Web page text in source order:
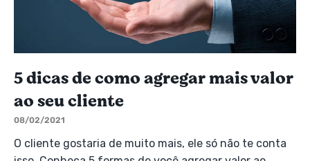
5 dicas de como agregar mais valor
ao seu cliente
08/02/2021
O cliente gostaria de muito mais, ele só não te conta